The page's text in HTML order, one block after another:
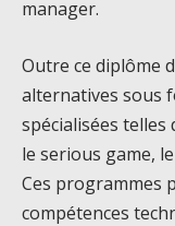
manager.
Outre ce diplôme
alternatives sous
spécialisées
le serious game,
Ces programmes
compétences